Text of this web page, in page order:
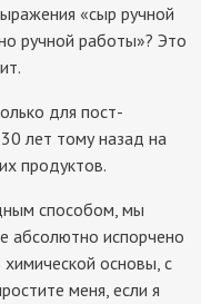
«сыр ручной
ручной работы»? Это
для пост-
лет тому назад на
продуктов.
способом, мы
абсолютно испорчено
основы, с
меня, если я